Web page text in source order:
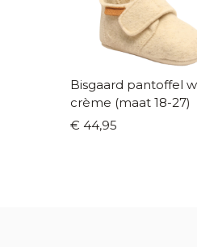
Bisgaard pantoffel wol
crème (maat 18-27)
€ 44,95